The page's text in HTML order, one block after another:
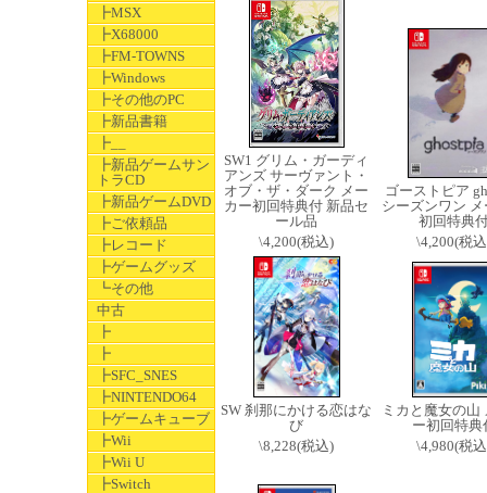
┣MSX
┣X68000
┣FM-TOWNS
┣Windows
┣その他のPC
┣新品書籍
┣__
┣新品ゲームサン
トラCD
┣新品ゲームDVD
┣ご依頼品
┣レコード
┣ゲームグッズ
┗その他
中古
┣
┣
┣SFC_SNES
┣NINTENDO64
┣ゲームキューブ
┣Wii
┣Wii U
┣Switch
SW1 グリム・ガーディ
アンズ サーヴァント・
オブ・ザ・ダーク メー
カー初回特典付 新品セ
ール品
\4,200(税込)
ゴーストピア
シーズンワン
初回特典
\4,200(税
SW 刹那にかける恋はな
び
\8,228(税込)
ミカと魔女の山
ー初回特典
\4,980(税